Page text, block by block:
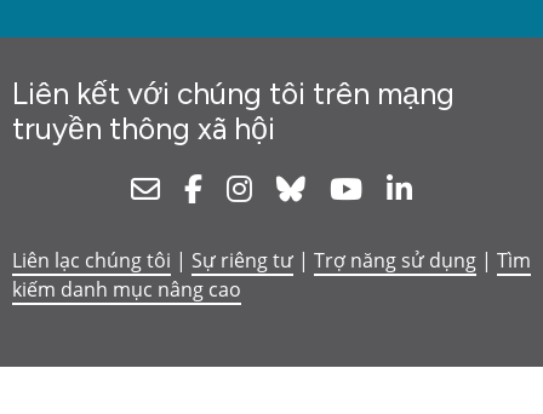
Liên kết với chúng tôi trên mạng
truyền thông xã hội
NewsletterFacebookInstagram
Bluesky Youtube
Liên lạc chúng tôi | Sự riêng tư | Trợ năng sử dụng | Tìm
kiếm danh mục nâng cao